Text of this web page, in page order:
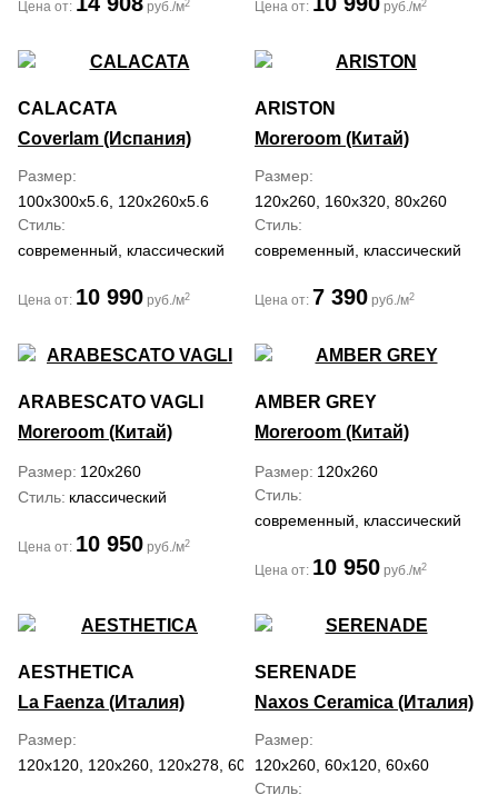
Цена от: руб./м2 Цена от: руб./м2
CALACATA
Coverlam (Испания)
Размер
100x300x5.6, 120x260x5.6
Стиль
современный, классический
Цена от: 10 990 руб./м2
ARISTON
Moreroom (Китай)
Размер
120x260, 160x320, 80x260
Стиль
современный, классический
Цена от: 7 390 руб./м2
ARABESCATO VAGLI
Moreroom (Китай)
Размер 120x260
Стиль классический
Цена от: 10 950 руб./м2
AMBER GREY
Moreroom (Китай)
Размер 120x260
Стиль
современный, классический
Цена от: 10 950 руб./м2
AESTHETICA
La Faenza (Италия)
Размер
120x120, 120x260, 120x278, 60x120
SERENADE
Naxos Ceramica (Италия)
Размер
120x260, 60x120, 60x60
Стиль